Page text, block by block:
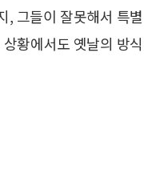
, 그들이 잘못해서 특별
황에서도 옛날의 방식